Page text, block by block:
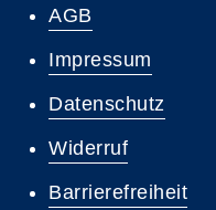
AGB
Impressum
Datenschutz
Widerruf
Barrierefreiheit